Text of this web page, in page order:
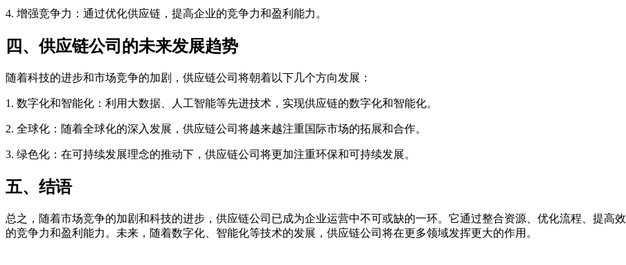
4. 增强竞争力：通过优化供应链，提高企业的竞争力和盈利能力。
四、供应链公司的未来发展趋势
随着科技的进步和市场竞争的加剧，供应链公司将朝着以下几个方向发展：
1. 数字化和智能化：利用大数据、人工智能等先进技术，实现供应链的数字化和智能化。
2. 全球化：随着全球化的深入发展，供应链公司将越来越注重国际市场的拓展和合作。
3. 绿色化：在可持续发展理念的推动下，供应链公司将更加注重环保和可持续发展。
五、结语
总之，随着市场竞争的加剧和科技的进步，供应链公司已成为企业运营中不可或缺的一环。它通过整合资源、优化流程、提高
的竞争力和盈利能力。未来，随着数字化、智能化等技术的发展，供应链公司将在更多领域发挥更大的作用。